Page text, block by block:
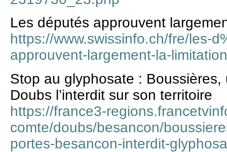
Les députés approuvent
https://www.swissinfo.ch/fre/les-
approuvent-largement-la-
Stop au glyphosate :
Doubs l’interdit sur son territoire
https://france3-
comte/doubs/besancon/
portes-besancon-interdit-